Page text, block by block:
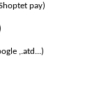
pay)
,.atd...)